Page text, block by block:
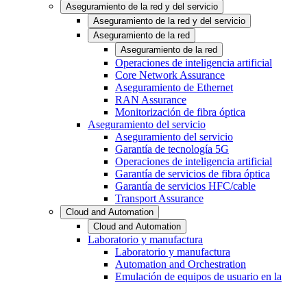
Aseguramiento de la red y del servicio
Aseguramiento de la red y del servicio
Aseguramiento de la red
Aseguramiento de la red
Operaciones de inteligencia artificial
Core Network Assurance
Aseguramiento de Ethernet
RAN Assurance
Monitorización de fibra óptica
Aseguramiento del servicio
Aseguramiento del servicio
Garantía de tecnología 5G
Operaciones de inteligencia artificial
Garantía de servicios de fibra óptica
Garantía de servicios HFC/cable
Transport Assurance
Cloud and Automation
Cloud and Automation
Laboratorio y manufactura
Laboratorio y manufactura
Automation and Orchestration
Emulación de equipos de usuario en la